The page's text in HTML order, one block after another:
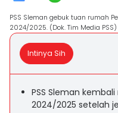
PSS Sleman gebuk tuan rumah
2024/2025. (Dok. Tim Media PSS)
Intinya Sih
PSS Sleman
2024/2025 setelah